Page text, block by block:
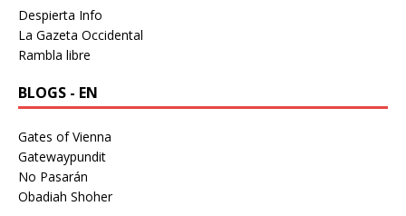
Despierta Info
La Gazeta Occidental
Rambla libre
BLOGS - EN
Gates of Vienna
Gatewaypundit
No Pasarán
Obadiah Shoher